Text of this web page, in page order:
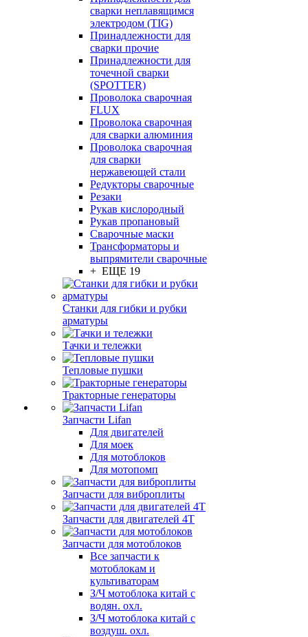
сварки неплавящимся
электродом (TIG)
Принадлежности для
сварки прочие
Принадлежности для
точечной сварки
(SPOTTER)
Проволока сварочная
FLUX
Проволока сварочная
для сварки алюминия
Проволока сварочная
для сварки
нержавеющей стали
Редукторы сварочные
Резаки
Рукав кислородный
Рукав пропановый
Сварочные маски
Трансформаторы и
выпрямители сварочные
+ ЕЩЕ 19
Станки для гибки и рубки
арматуры
Тачки и тележки
Тепловые пушки
Тракторные генераторы
Запчасти Lifan
Для двигателей
Для моек
Для мотоблоков
Для мотопомп
Запчасти для виброплиты
Запчасти для двигателей 4Т
Запчасти для мотоблоков
Все запчасти к
мотоблокам и
культиваторам
З/Ч мотоблока китай с
водян. охл.
З/Ч мотоблока китай с
воздуш. охл.